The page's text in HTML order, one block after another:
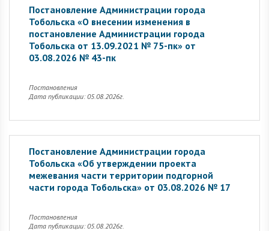
Постановление Администрации города
Тобольска «О внесении изменения в
постановление Администрации города
Тобольска от 13.09.2021 № 75-пк» от
03.08.2026 № 43-пк
Постановления
Дата публикации: 05.08.2026г.
Постановление Администрации города
Тобольска «Об утверждении проекта
межевания части территории подгорной
части города Тобольска» от 03.08.2026 № 17
Постановления
Дата публикации: 05.08.2026г.